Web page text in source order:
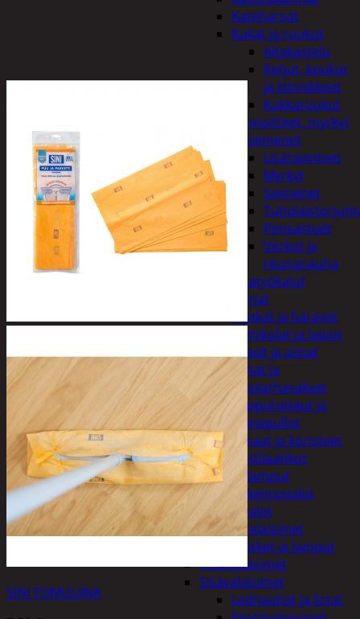
Kateharsot
Kukat ja ruukut
Altakastelu
Ketjut, koukut
ja kiinnikkeet
Kukkaruukut
Lannoitteet, myrkyt
ja siemenet
Lisäravinteet
Myrkyt
Siemenet
Pensastuet
Verkot ja
reunanauha
Puutarhatyökalut
Harjat
Kuokat ja haravat
Lumikolat ja lapiot
Saavit ja astiat
Sahat ja
puutarhasakset
Reppuruiskut ja
painepullot
Pihapatsaat ja koristeet
Postilaatikot
Valaisimet ja lamput
Aurinkokennovalot
Koristevalot
Koristevalaisimet
Loisteputket ja lamput
Pihavalaisimet
Sisävalaisimet
Lednauhat ja listat
SINI TOMULIINA